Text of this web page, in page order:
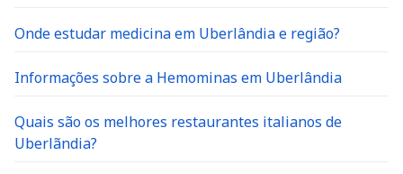
Onde estudar medicina em Uberlândia e região?
Informações sobre a Hemominas em Uberlândia
Quais são os melhores restaurantes italianos de
Uberlãndia?